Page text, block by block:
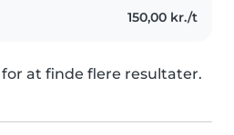
150,00 kr./t
at finde flere resultater.